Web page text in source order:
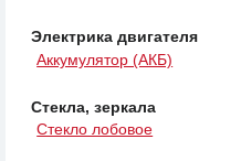
Электрика двигателя
Аккумулятор (АКБ)
Стекла, зеркала
Стекло лобовое